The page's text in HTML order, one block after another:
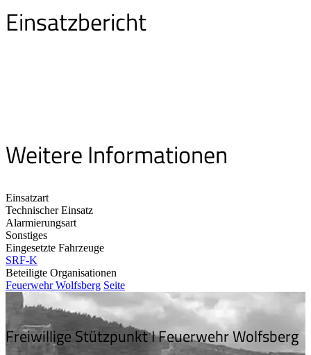
Einsatzbericht
Weitere Informationen
Einsatzart
Technischer Einsatz
Alarmierungsart
Sonstiges
Eingesetzte Fahrzeuge
SRF-K
Beteiligte Organisationen
Feuerwehr Wolfsberg Seite
Freiwillige Stützpunkt I Feuerwehr Wolfsberg